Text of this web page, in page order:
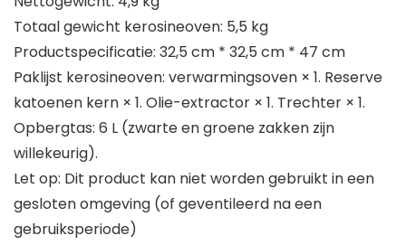
Totaal gewicht kerosineoven: 5,5 kg
Productspecificatie: 32,5 cm * 32,5 cm * 47 cm
Paklijst kerosineoven: verwarmingsoven × 1. Reserve
katoenen kern × 1. Olie-extractor × 1. Trechter × 1.
Opbergtas: 6 L (zwarte en groene zakken zijn
willekeurig).
Let op: Dit product kan niet worden gebruikt in een
gesloten omgeving (of geventileerd na een
gebruiksperiode)